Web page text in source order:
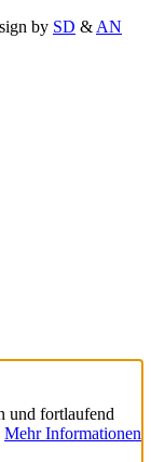
by SD & AN
und fortlaufend
Mehr Informationen